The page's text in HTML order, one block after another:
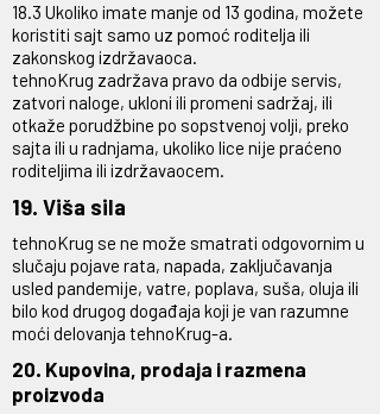
18.3 Ukoliko imate manje od 13 godina, možete
koristiti sajt samo uz pomoć roditelja ili
zakonskog izdržavaoca.
tehnoKrug zadržava pravo da odbije servis,
zatvori naloge, ukloni ili promeni sadržaj, ili
otkaže porudžbine po sopstvenoj volji, preko
sajta ili u radnjama, ukoliko lice nije praćeno
roditeljima ili izdržavaocem.
19. Viša sila
tehnoKrug se ne može smatrati odgovornim u
slučaju pojave rata, napada, zaključavanja
usled pandemije, vatre, poplava, suša, oluja ili
bilo kod drugog događaja koji je van razumne
moći delovanja tehnoKrug-a.
20. Kupovina, prodaja i razmena
proizvoda